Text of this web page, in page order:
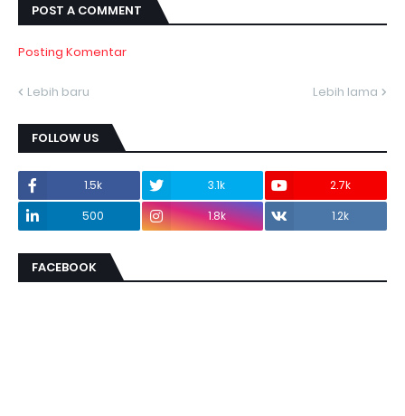
POST A COMMENT
Posting Komentar
Lebih baru Lebih lama
FOLLOW US
1.5k 3.1k
2.7k
500
1.8k 1.2k
FACEBOOK